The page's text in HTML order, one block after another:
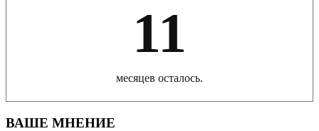
11
месяцев осталось.
ВАШЕ МНЕНИЕ